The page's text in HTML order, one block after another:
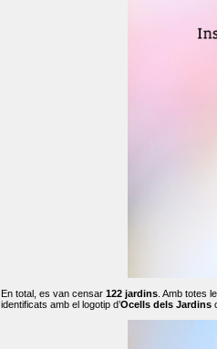
En total, es van censar 122 jardins . Amb totes
identificats amb el logotip d’Ocells dels Jardins